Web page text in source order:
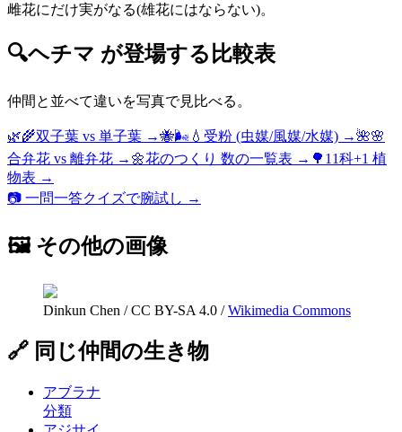
雌花にだけ実がなる(雄花にはならない)。
🔍ヘチマ が登場する比較表
仲間と並べて違いを写真で見比べる。
🌿🌾双子葉 vs 単子葉 →🐝🌬️💧 受粉 (虫媒/風媒/水媒) →🌺🌸
合弁花 vs 離弁花 → 🌼花のつくり 数の一覧表 → 🌳 11科+1 植
物表 →
📷 一問一答クイズで腕試し →
🖼 その他の画像
Dinkun Chen /CC BY-SA 4.0 / Wikimedia Commons
🔗 同じ仲間の生き物
アブラナ
分類